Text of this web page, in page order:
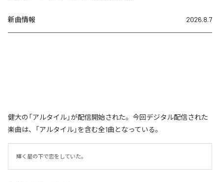
新曲情報 2026.8.7
健大の「アルタイル」が配信開始された。今回デジタル配信された
楽曲は、「アルタイル」を含む全1曲となっている。
輝く星の下で恋をしていた。